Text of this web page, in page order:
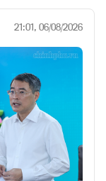
21:01, 06/08/2026